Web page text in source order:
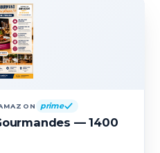
prime
— 1400